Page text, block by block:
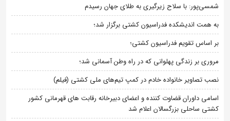
شمسی‌پور: با سلاح زیرگیری به طلای جهان رسیدم
به همت اندیشکده فدراسیون کشتی برگزار شد؛
بر اساس تقویم فدراسیون کشتی؛
مروری بر زندگی پهلوانی که در راه وطن آسمانی شد؛
نصب تصاویر خانواده خادم در کمپ تیم‌های ملی کشتی (فیلم)
اسامی داوران قضاوت کننده و اعضای دبیرخانه رقابت های قهرمانی کشور
کشتی ساحلی بزرگسالان اعلام شد